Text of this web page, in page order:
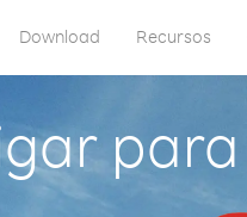
Download Recursos